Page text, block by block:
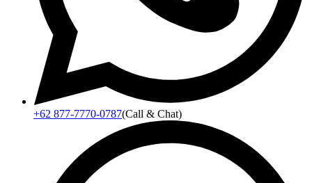
+62 877-7770-0787(Call & Chat)